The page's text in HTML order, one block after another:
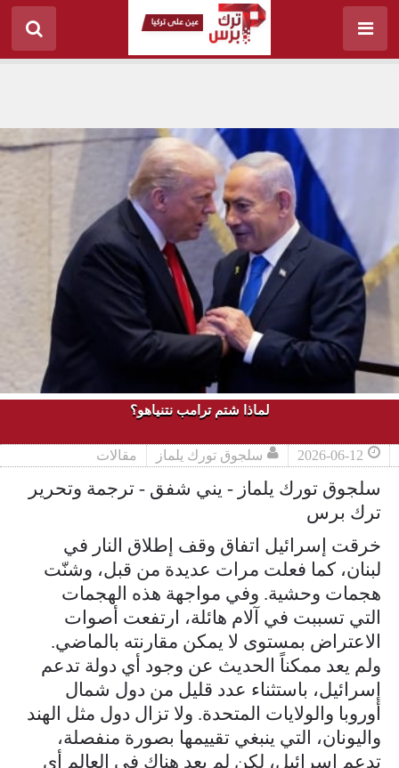
لماذا شتم ترامب نتنياهو؟
2026-06-12 سلجوق تورك يلماز مقالات
سلجوق تورك يلماز - يني شفق - ترجمة وتحرير
ترك برس
خرقت إسرائيل اتفاق وقف إطلاق النار في
لبنان، كما فعلت مرات عديدة من قبل، وشنّت
هجمات وحشية. وفي مواجهة هذه الهجمات
التي تسببت في آلام هائلة، ارتفعت أصوات
الاعتراض بمستوى لا يمكن مقارنته بالماضي.
ولم يعد ممكناً الحديث عن وجود أي دولة تدعم
إسرائيل، باستثناء عدد قليل من دول شمال
أوروبا والولايات المتحدة. ولا تزال دول مثل الهند
واليونان، التي ينبغي تقييمها بصورة منفصلة،
تدعم إسرائيل، لكن لم يعد هناك في العالم أي